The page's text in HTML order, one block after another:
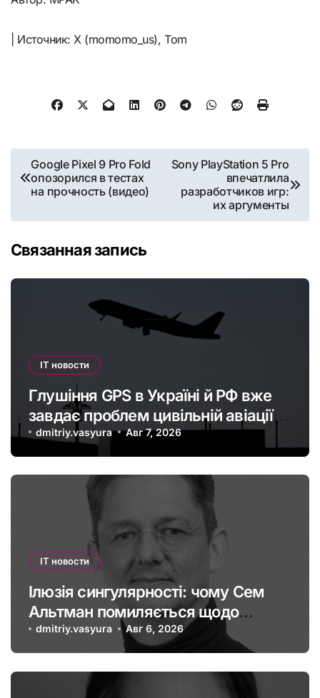
| Источник: X (momomo_us), Tom
Навигация
по
Google Pixel 9 Pro Fold
опозорился в тестах
на прочность (видео)
Sony PlayStation 5 Pro
впечатлила
разработчиков игр:
их аргументы
Связанная запись
IT новости
Глушіння GPS в Україні й РФ вже
завдає проблем цивільній авіації в
Європі: наскільки це небезпечно
dmitriy.vasyura Авг 7, 2026
IT новости
Ілюзія сингулярності: чому Сем
Альтман помиляється щодо
штучного інтелекту
dmitriy.vasyura Авг 6, 2026